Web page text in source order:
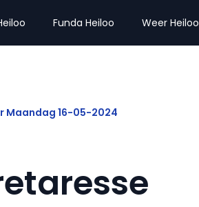
Funda Heiloo Weer Heiloo
Maandag 16-05-2024